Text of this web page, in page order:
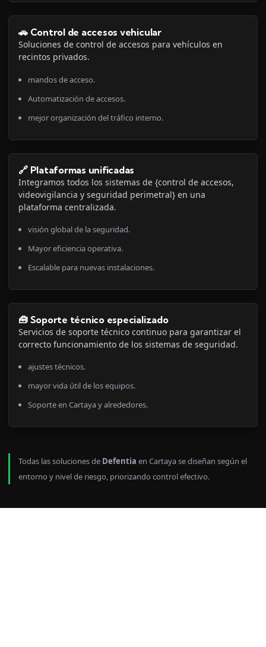
🚗 Control de accesos vehicular
Soluciones de control de accesos para vehículos en
recintos privados.
mandos de acceso.
Automatización de accesos.
mejor organización del tráfico interno.
🔗 Plataformas unificadas
Integramos todos los sistemas de {control de accesos,
videovigilancia y seguridad perimetral} en una
plataforma centralizada.
visión global de la seguridad.
Mayor eficiencia operativa.
Escalable para nuevas instalaciones.
🧰 Soporte técnico especializado
Servicios de soporte técnico continuo para garantizar el
correcto funcionamiento de los sistemas de seguridad.
ajustes técnicos.
mayor vida útil de los equipos.
Soporte en Cartaya y alrededores.
Todas las soluciones de Defentia en Cartaya se diseñan según el
entorno y nivel de riesgo, priorizando control efectivo.